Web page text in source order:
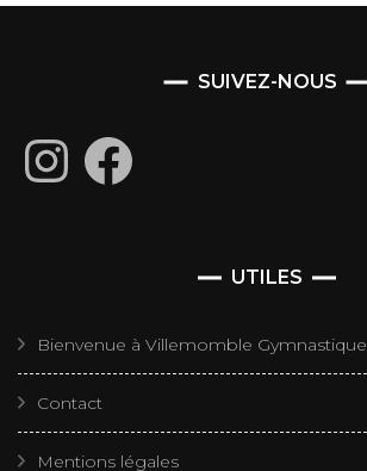
SUIVEZ-NOUS
InstagramFacebook
UTILES
Bienvenue à Villemomble Gymnastique
Contact
Mentions légales